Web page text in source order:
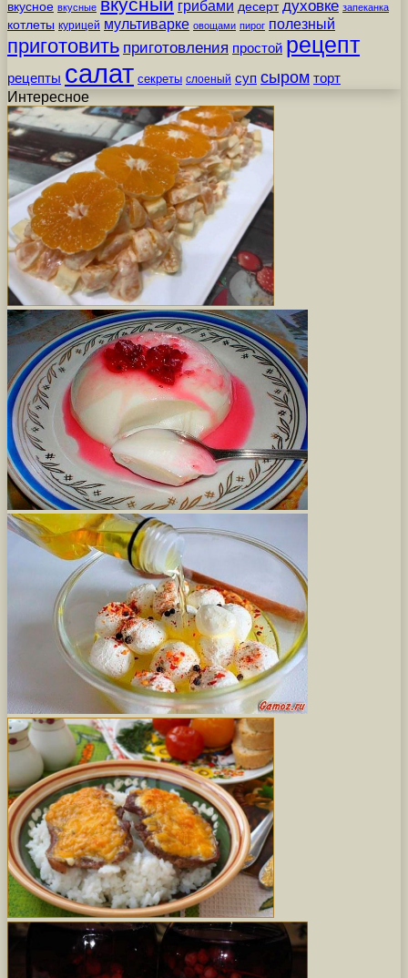
вкусное вкусные грибами десерт духовке запеканка
котлеты курицей мультиварке овощами пирог полезный
приготовить приготовления простой рецепт
рецепты салат секреты слоеный суп сыром торт
Интересное